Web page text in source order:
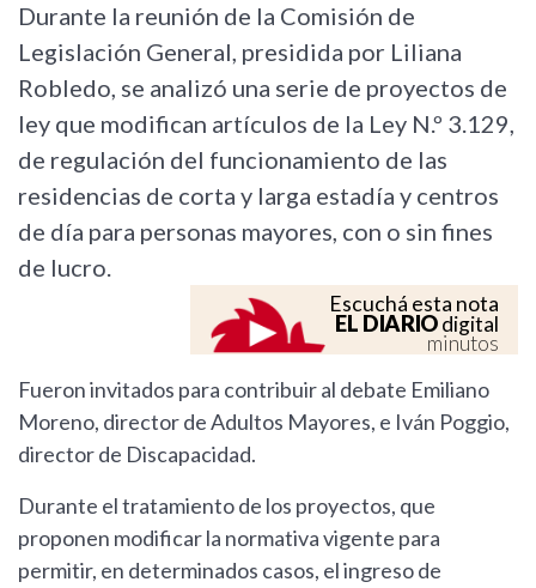
Durante la reunión de la Comisión de
Legislación General, presidida por Liliana
Robledo, se analizó una serie de proyectos de
ley que modifican artículos de la Ley N.º 3.129,
de regulación del funcionamiento de las
residencias de corta y larga estadía y centros
de día para personas mayores, con o sin fines
de lucro.
Escuchá esta nota
EL DIARIOdigital
minutos
Fueron invitados para contribuir al debate Emiliano
Moreno, director de Adultos Mayores, e Iván Poggio,
director de Discapacidad.
Durante el tratamiento de los proyectos, que
proponen modificar la normativa vigente para
permitir, en determinados casos, el ingreso de